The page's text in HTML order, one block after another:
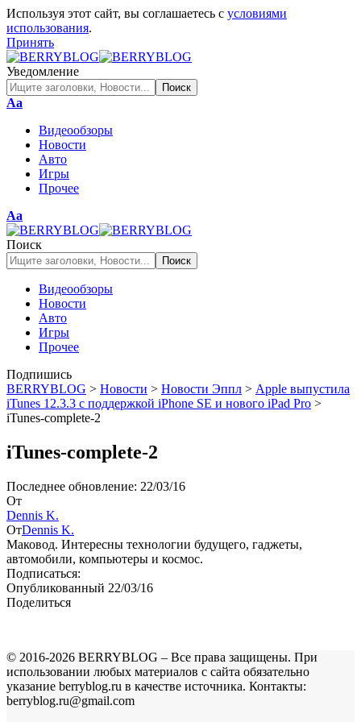
Используя этот сайт, вы соглашаетесь с условиями
использования.
Принять
Уведомление
Изменение
шрифта
Аа
Видеообзоры
Новости
Авто
Игры
Прочее
Изменение
размера
шрифта
Аа
Поиск
Видеообзоры
Новости
Авто
Игры
Прочее
Подпишись
BERRYBLOG > Новости > Новости Эппл > Apple выпустила
iTunes 12.3.3 с поддержкой iPhone SE и нового iPad Pro >
iTunes-complete-2
iTunes-complete-2
Последнее обновление: 22/03/16
От
Dennis K.
ОтDennis K.
Маковод. Интересны технологии будущего, гаджеты,
автомобили, компьютеры и космос.
Подписаться:
Опубликованный 22/03/16
Поделиться
© 2016-2026 BERRYBLOG – Все права защищены. При
использовании любых материалов с сайта обязательно
указание berryblog.ru в качестве источника. Контакты:
berryblog.ru@gmail.com